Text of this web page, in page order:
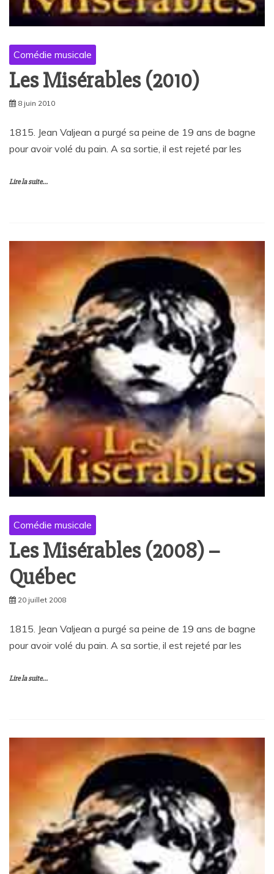
Comédie musicale
Les Misérables (2010)
8 juin 2010
1815. Jean Valjean a purgé sa peine de 19 ans de bagne
pour avoir volé du pain. A sa sortie, il est rejeté par les
Lire la suite...
Comédie musicale
Les Misérables (2008) –
Québec
20 juillet 2008
1815. Jean Valjean a purgé sa peine de 19 ans de bagne
pour avoir volé du pain. A sa sortie, il est rejeté par les
Lire la suite...